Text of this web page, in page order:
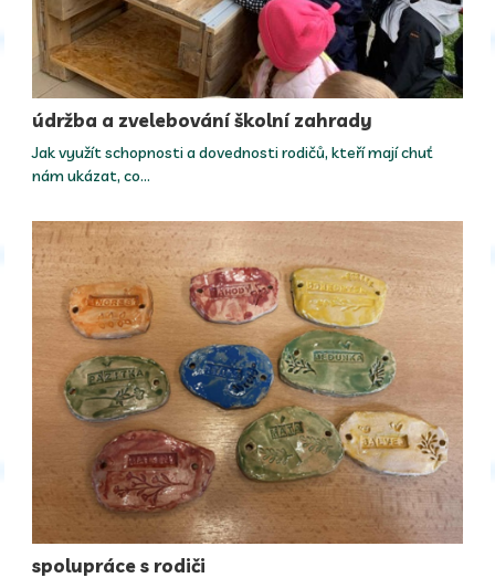
údržba a zvelebování školní zahrady
Jak využít schopnosti a dovednosti rodičů, kteří mají chuť
nám ukázat, co…
spolupráce s rodiči